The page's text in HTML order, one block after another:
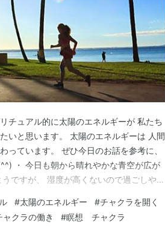
チュアル的に太陽のエネルギーが 私たち
いと思います。 太陽のエネルギーは 人間
っています。 ぜひ今日のお話を参考に、
・ 今日も朝から晴れやかな青空が広が
ですが、 湿度が高くないので過ごしやす
んが、 スピリチュアル的な感覚では、 人
#太陽のエネルギー #チャクラを開く
ャクラの働き #瞑想 チャクラ